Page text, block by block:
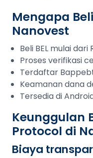
Mengapa
Nanovest
Beli BEL mulai dari
Proses verifikasi
Terdaftar
Keamanan dana
Tersedia di
Keunggulan
Protocol di
Biaya